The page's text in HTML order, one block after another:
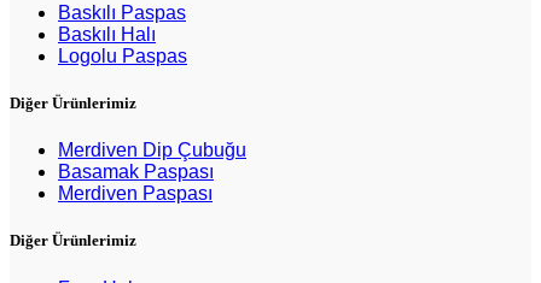
Baskılı Paspas
Baskılı Halı
Logolu Paspas
Diğer Ürünlerimiz
Merdiven Dip Çubuğu
Basamak Paspası
Merdiven Paspası
Diğer Ürünlerimiz